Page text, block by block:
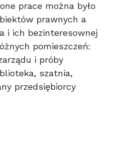
prace można było
prawnych a
i ich bezinteresownej
pomieszczeń:
i próby
szatnia,
przedsiębiorcy